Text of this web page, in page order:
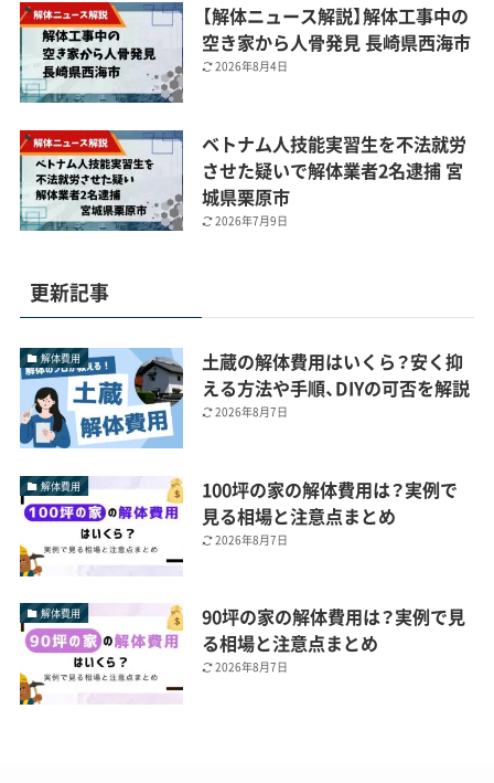
【解体ニュース解説】解体工事中の
空き家から人骨発見 長崎県西海市
2026年8月4日
ベトナム人技能実習生を不法就労
させた疑いで解体業者2名逮捕 宮
城県栗原市
2026年7月9日
更新記事
解体費用
土蔵の解体費用はいくら？安く抑
える方法や手順、DIYの可否を解説
2026年8月7日
解体費用
100坪の家の解体費用は？実例で
見る相場と注意点まとめ
2026年8月7日
解体費用
90坪の家の解体費用は？実例で見
る相場と注意点まとめ
2026年8月7日